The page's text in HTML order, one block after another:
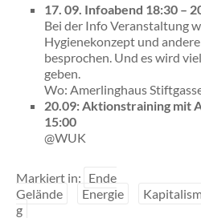
17. 09. Infoabend 18:30 –
Bei der Info Veranstaltung
Hygienekonzept und
besprochen. Und es wird
geben.
Wo: Amerlinghaus
20.09: Aktionstraining mit
15:00
@WUK
Markiert in: Ende
Gelände
Energie
g